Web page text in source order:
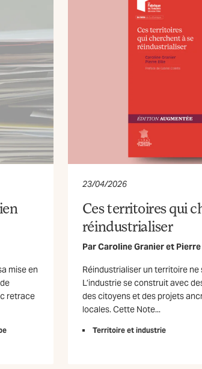
mise en
retrace
23/04/2026
Ces territoires qui
réindustrialiser
ParCaroline Granieret
Réindustrialiser un territoire ne
L’industrie se construit avec
des citoyens et des projets
locales. Cette Note...
Territoire et industrie